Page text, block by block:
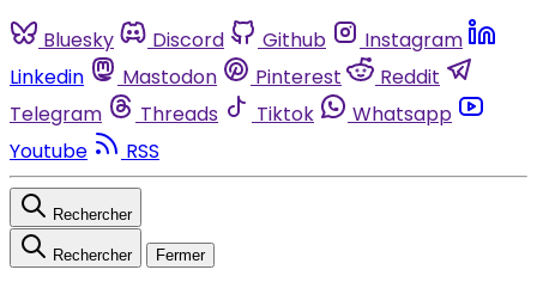
Bluesky Discord Github
Instagram
Linkedin
Mastodon Pinterest
Reddit
Telegram
Threads Tiktok
Whatsapp
Youtube
RSS
Rechercher
Rechercher Fermer